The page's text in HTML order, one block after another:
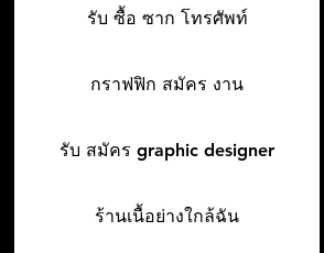
รับ ซื้อ ซาก โทรศัพท์
กราฟฟิก สมัคร งาน
รับ สมัคร graphic designer
ร้านเนื้อย่างใกล้ฉัน